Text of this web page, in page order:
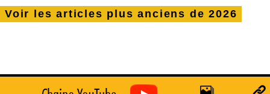
Voir les articles plus anciens de2026